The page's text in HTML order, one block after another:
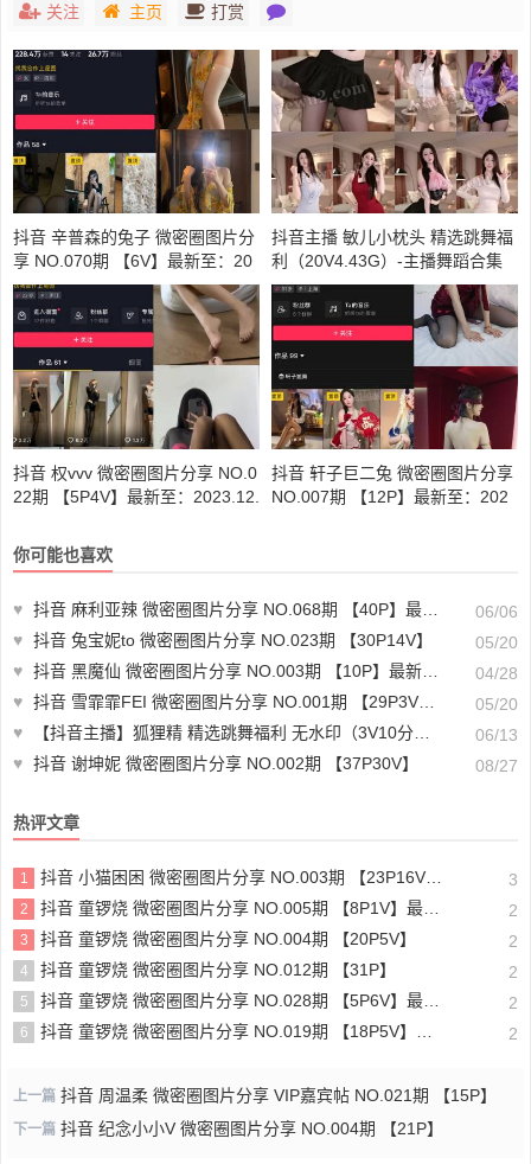
关注 主页 打赏
抖音 辛普森的兔子 微密圈图片分
享 NO.070期 【6V】最新至：20
25.2.2
抖音主播 敏儿小枕头 精选跳舞福
利（20V4.43G）-主播舞蹈合集
下载
抖音 权vvv 微密圈图片分享 NO.0
22期 【5P4V】最新至：2023.12.
抖音 轩子巨二兔 微密圈图片分享
NO.007期 【12P】最新至：202
你可能也喜欢
♥ 抖音 麻利亚辣 微密圈图片分享 NO.068期 【40P】最新至：2024.6.6
06/06
♥ 抖音 兔宝妮to 微密圈图片分享 NO.023期 【30P14V】
05/20
♥ 抖音 黑魔仙 微密圈图片分享 NO.003期 【10P】最新至：2025.3.22
04/28
♥ 抖音 雪霏霏FEI 微密圈图片分享 NO.001期 【29P3V】最新
05/20
♥
【抖音主播】狐狸精 精选跳舞福利 无水印（3V10分）-跳舞教学
06/13
♥ 抖音 谢坤妮 微密圈图片分享 NO.002期 【37P30V】 08/27
热评文章
1 抖音 小猫困困 微密圈图片分享 NO.003期 【23P16V】最新至：2025.1.23 3
2 抖音 童锣烧 微密圈图片分享 NO.005期 【8P1V】最新至：2023.6.11 2
3 抖音 童锣烧 微密圈图片分享 NO.004期 【20P5V】 2
4 抖音 童锣烧 微密圈图片分享 NO.012期 【31P】 2
5 抖音 童锣烧 微密圈图片分享 NO.028期 【5P6V】最新至：2025.4.9 2
6 抖音 童锣烧 微密圈图片分享 NO.019期 【18P5V】最新至：2024.11.27 2
上一篇 抖音 周温柔 微密圈图片分享 VIP嘉宾帖 NO.021期 【15P】
下一篇 抖音 纪念小小V 微密圈图片分享 NO.004期 【21P】